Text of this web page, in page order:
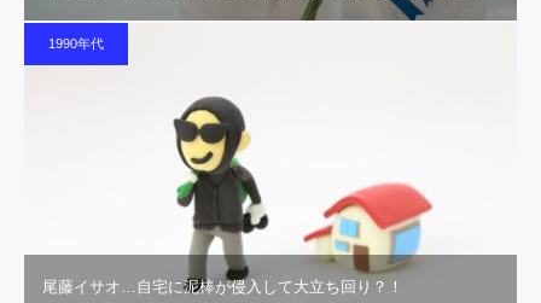
1990年代
尾藤イサオ…自宅に泥棒が侵入して大立ち回り？！